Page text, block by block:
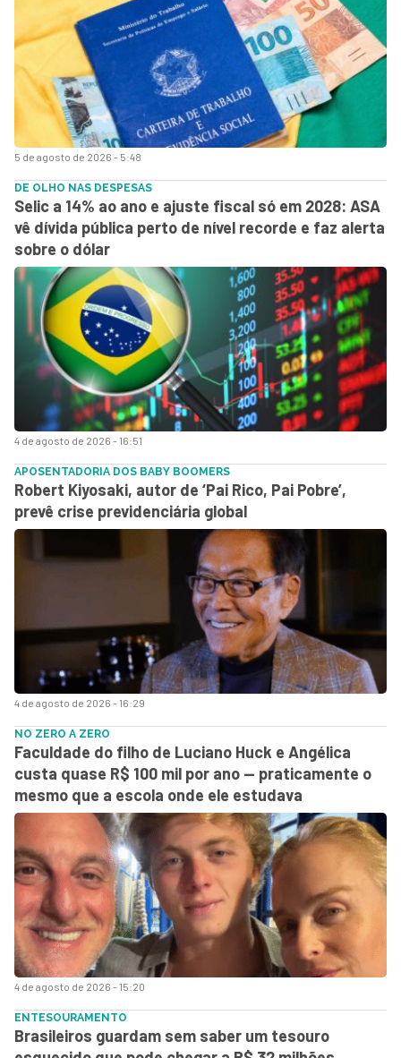
5 de agosto de 2026 - 5:48
4 de agosto de 2026 - 16:51
DE OLHO NAS DESPESAS
Selic a 14% ao ano e ajuste fiscal só em 2028: ASA
vê dívida pública perto de nível recorde e faz alerta
sobre o dólar
4 de agosto de 2026 - 16:29
APOSENTADORIA DOS BABY BOOMERS
Robert Kiyosaki, autor de ‘Pai Rico, Pai Pobre’,
prevê crise previdenciária global
4 de agosto de 2026 - 15:20
NO ZERO A ZERO
Faculdade do filho de Luciano Huck e Angélica
custa quase R$ 100 mil por ano — praticamente o
mesmo que a escola onde ele estudava
ENTESOURAMENTO
Brasileiros guardam sem saber um tesouro